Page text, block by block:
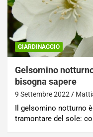
GIARDINAGGIO
Gelsomino
bisogna sapere
9 Settembre 2022
Il gelsomino notturno
tramontare del sole: